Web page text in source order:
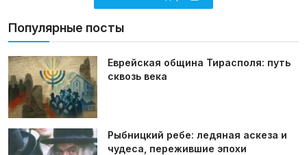
Популярные посты
Еврейская община Тирасполя: путь
сквозь века
Рыбницкий ребе: ледяная аскеза и
чудеса, пережившие эпохи